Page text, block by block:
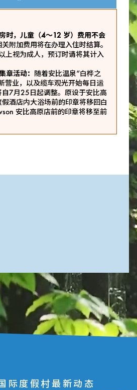
时，儿童（4～12 岁）费用不会
关附加费用将在办理入住时结算。
上视为成人，预订时请将其计入
章活动： 随着安比温泉“白桦之
营业，以及缆车观光开始每日运
7月25日起调整。原设于安比高
酒店内大浴场前的印章将移回白
安比高原店前的印章将移至前
际度假村最新动态